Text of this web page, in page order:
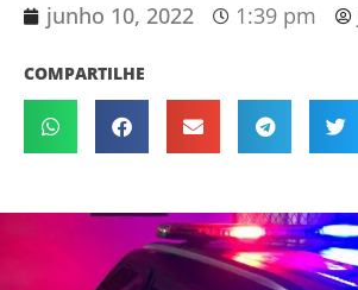
junho 10, 2022 1:39 pm
COMPARTILHE